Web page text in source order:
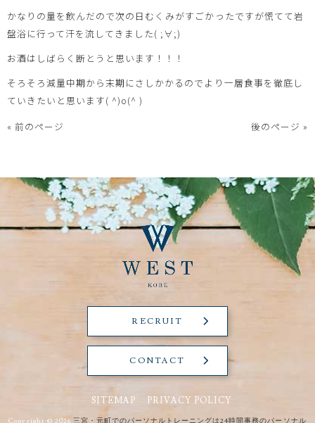
かなりの量を飲んだので次の日むくみがすごかったですが慌てて岩
盤浴に行って汗を流してきました( ;∀;)
お酒はしばらく断とうと思います！！！
そろそろ減量中期から末期にさしかかるのでより一層食事を徹底し
ていきたいと思います( ^)o(^ )
« 前のページ
後のページ »
RECRUIT
CONTACT
SITEMAP PRIVACY POLICY
Copyright © 2026 三宮・元町でのパーソナルトレーニングは24時間事務のパーソナル